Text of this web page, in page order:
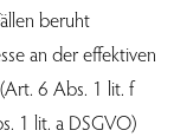
beruht
an der effektiven
6 Abs. 1 lit. f
1 lit. a DSGVO)